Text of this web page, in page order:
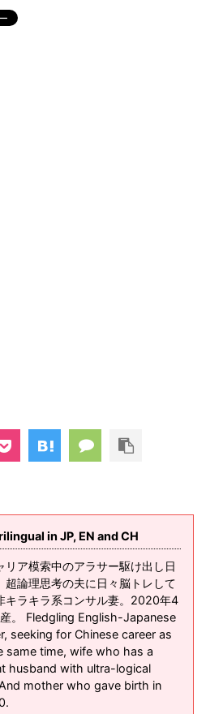
in JP, EN and CH
リア模索中のアラサー駆け出し日
超論理思考の夫に日々脳トレして
キラキラ系コンサル妻。2020年4
産。 Fledgling English-Japanese
seeking for Chinese career as
same time, wife who has a
husband with ultra-logical
mother who gave birth in